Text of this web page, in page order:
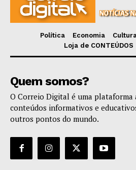
Política Economia
Loja de CONTEÚDOS
Quem somos?
O Correio Digital é uma plataforma
conteúdos informativos e
outros pontos do mundo.